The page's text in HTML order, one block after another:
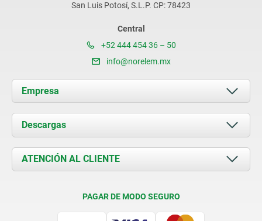
San Luis Potosí, S.L.P. CP: 78423
Central
+52 444 454 36 – 50
info@norelem.mx
Empresa
Acerca de nosotros
Novedades
Contacto
Descargas
Documents
ATENCIÓN AL CLIENTE
PAGAR DE MODO SEGURO